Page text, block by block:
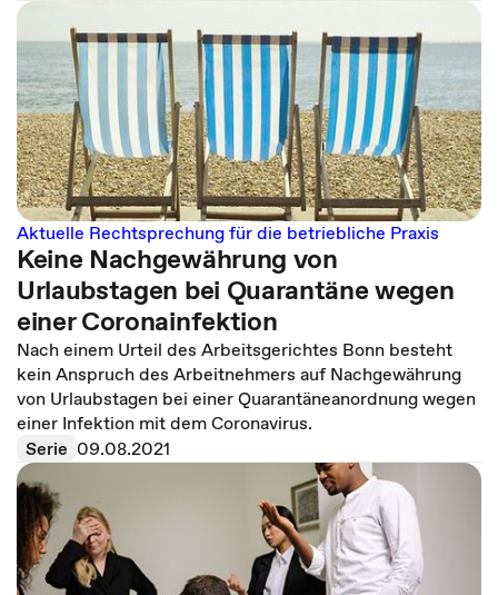
Aktuelle Rechtsprechung für die betriebliche Praxis
Keine Nachgewährung von
Urlaubstagen bei Quarantäne wegen
einer Coronainfektion
Nach einem Urteil des Arbeitsgerichtes Bonn besteht
kein Anspruch des Arbeitnehmers auf Nachgewährung
von Urlaubstagen bei einer Quarantäneanordnung wegen
einer Infektion mit dem Coronavirus.
Serie 09.08.2021